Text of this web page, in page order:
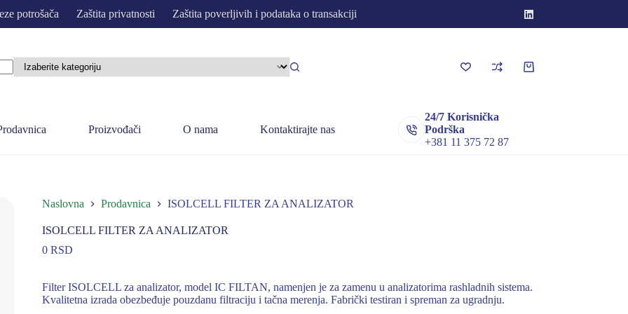
potrošača Zaštita privatnosti Zaštita poverljivih i podataka o transakciji
Korpa
Proizvođači O nama Kontaktirajte nas
24/7 Korisnička
Podrška
+381 11 375 72 87
Naslovna Prodavnica ISOLCELL FILTER ZA ANALIZATOR
ISOLCELL FILTER ZA ANALIZATOR
0 RSD
Filter ISOLCELL za analizator, model IC FILTAN, namenjen je za zamenu u analizatorima rashladnih sistema.
Kvalitetna izrada obezbeđuje pouzdanu filtraciju i tačna merenja. Fabrički testiran i spreman za ugradnju.